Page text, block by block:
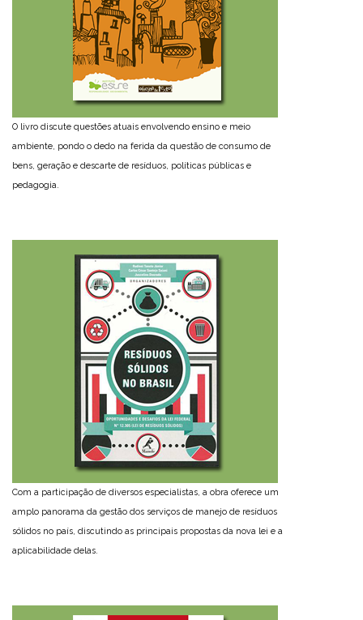
O livro discute questões atuais envolvendo ensino e meio
ambiente, pondo o dedo na ferida da questão de consumo de
bens, geração e descarte de resíduos, políticas públicas e
pedagogia.
Com a participação de diversos especialistas, a obra oferece um
amplo panorama da gestão dos serviços de manejo de resíduos
sólidos no país, discutindo as principais propostas da nova lei e a
aplicabilidade delas.